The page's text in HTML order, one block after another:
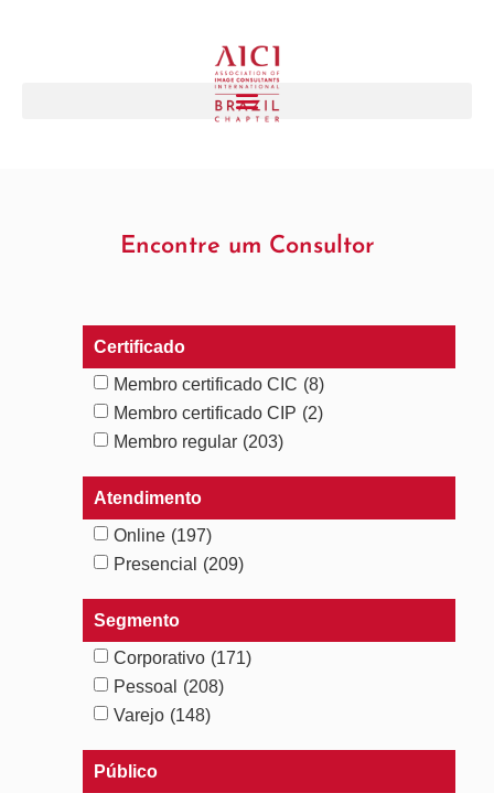
Encontre um Consultor
Certificado
Membro certificado CIC (8)
Membro certificado CIP (2)
Membro regular (203)
Atendimento
Online (197)
Presencial
(209)
Segmento
Corporativo (171)
Pessoal
(208)
Varejo (148)
Público